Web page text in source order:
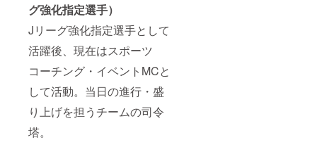
グ強化指定選手）
Jリーグ強化指定選手として
活躍後、現在はスポーツ
コーチング・イベントMCと
して活動。当日の進行・盛
り上げを担うチームの司令
塔。